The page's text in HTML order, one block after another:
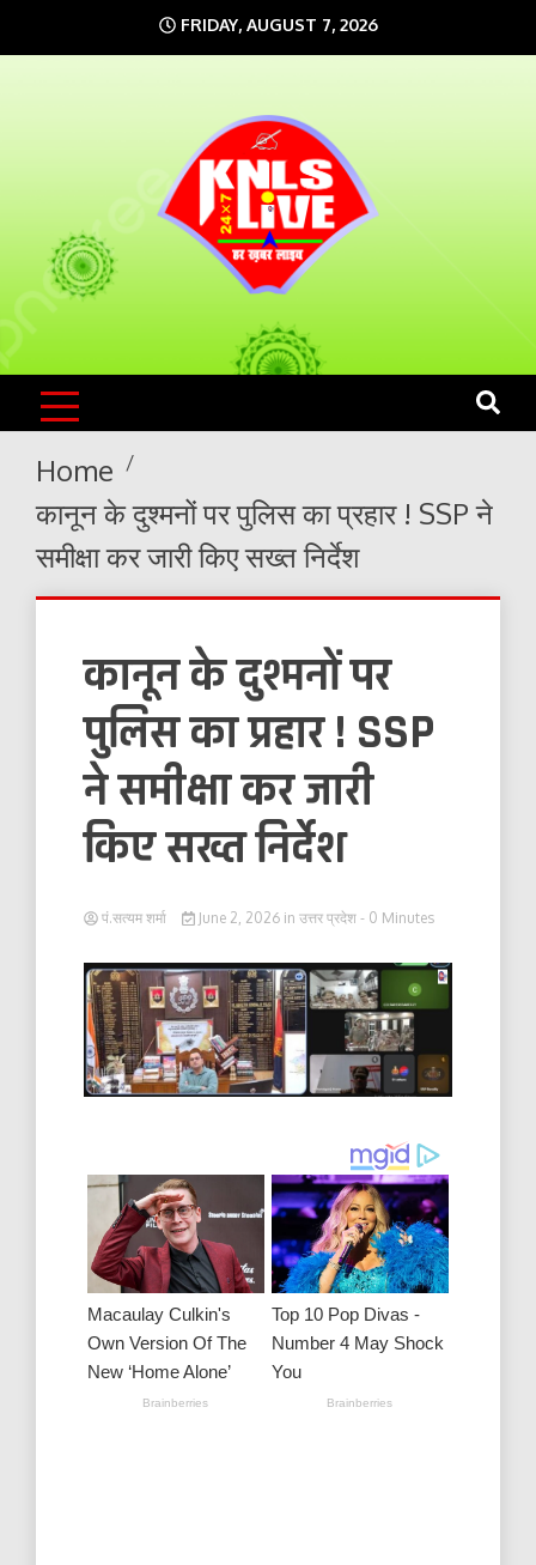
to
FRIDAY, AUGUST 7, 2026
KNLS LIVE
India`s No.1 News Portal
Home
कानून के दुश्मनों पर पुलिस का प्रहार ! SSP ने
समीक्षा कर जारी किए सख्त निर्देश
कानून के दुश्मनों पर
पुलिस का प्रहार ! SSP
ने समीक्षा कर जारी
किए सख्त निर्देश
पं.सत्यम शर्मा June 2, 2026 in उत्तर प्रदेश - 0 Minutes